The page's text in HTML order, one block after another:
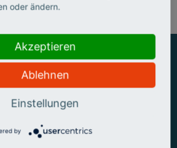
MEHR ERREICHEN
oder ändern.
Akzeptieren
Ablehnen
Einstellungen
by